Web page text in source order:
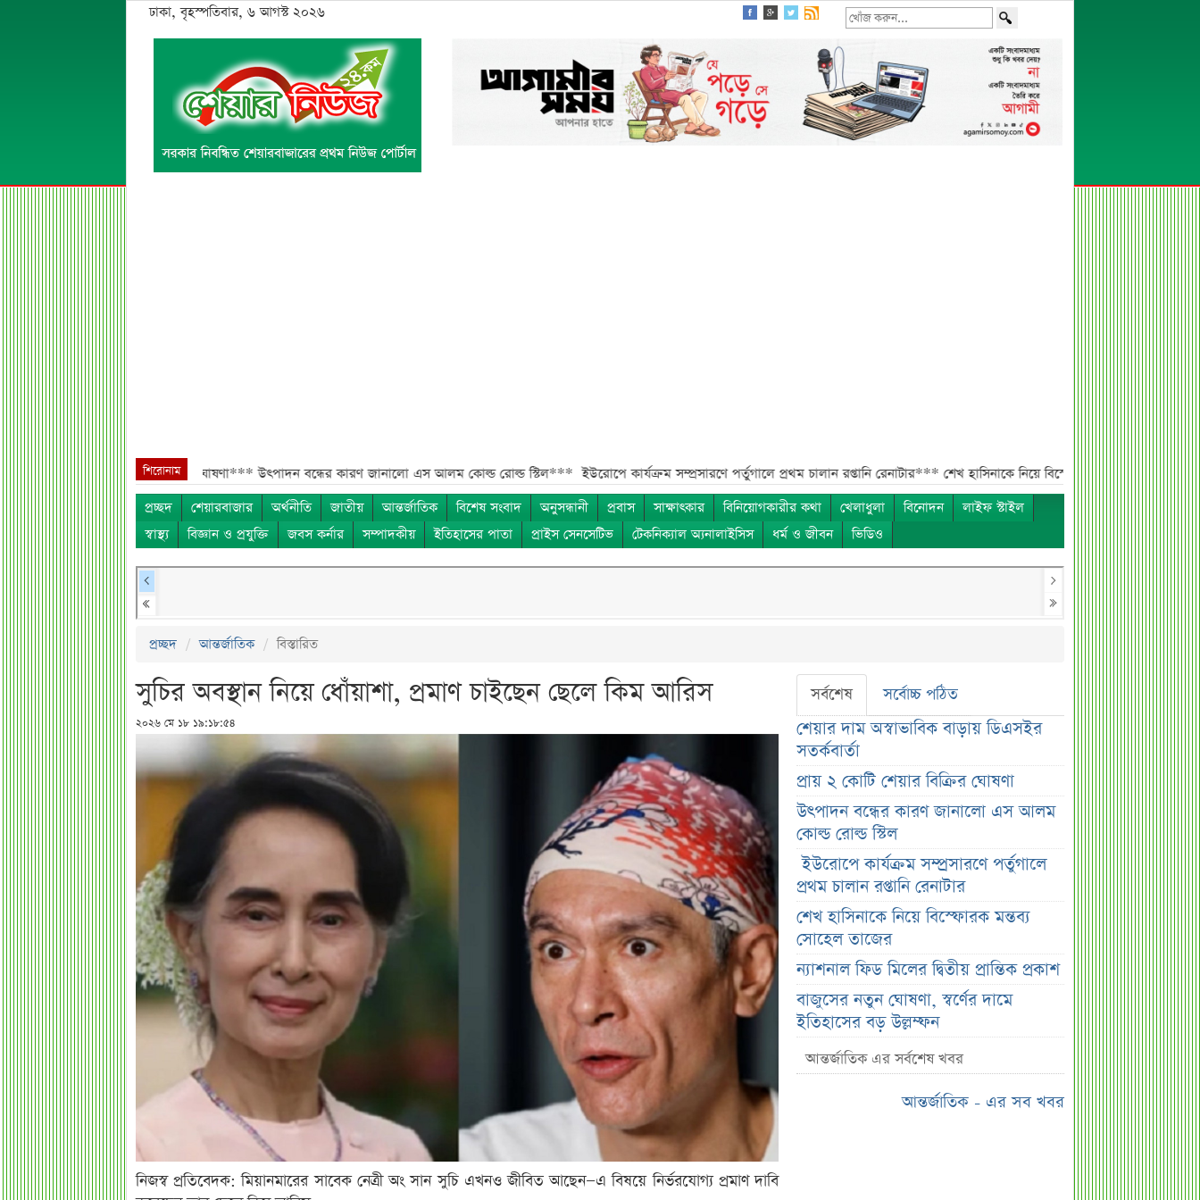
ঢাকা, বৃহস্পতিবার, ৬ আগস্ট ২০২৬
শিরোনাম
২ কোটি শেয়ার বিক্রির ঘোষণা*** উৎপাদন বন্ধের কারণ জানালো এস আলম কোল্ড রোল্ড স্টিল*** ইউরোপে কার্যক্রম সম্প্রসারণে পর্তুগালে প্রথম চালান রপ্তানি রেনাটার*** শেখ হাসিনাকে নিয়ে বিস্ফোরক মন্তব্য সোহেল তাজের***
প্রচ্ছদ
শেয়ারবাজার অর্থনীতি জাতীয় আন্তর্জাতিক বিশেষ সংবাদ অনুসন্ধানী প্রবাস সাক্ষাৎকার বিনিয়োগকারীর কথা খেলাধুলা বিনোদন
লাইফ স্টাইল
স্বাস্থ্য
বিজ্ঞান ও প্রযুক্তি জবস কর্নার সম্পাদকীয় ইতিহাসের পাতা প্রাইস সেনসেটিভ টেকনিক্যাল অ্যনালাইসিস ধর্ম ও জীবন ভিডিও
প্রচ্ছদ আন্তর্জাতিক বিস্তারিত
সুচির অবস্থান নিয়ে ধোঁয়াশা, প্রমাণ চাইছেন ছেলে কিম আরিস
২০২৬ মে ১৮ ১৯:১৮:৫৪
নিজস্ব প্রতিবেদক: মিয়ানমারের সাবেক নেত্রী অং সান সুচি এখনও জীবিত আছেন—এ বিষয়ে নির্ভরযোগ্য প্রমাণ দাবি
সর্বশেষ সর্বোচ্চ পঠিত
শেয়ার দাম অস্বাভাবিক বাড়ায় ডিএসইর
সতর্কবার্তা
প্রায় ২ কোটি শেয়ার বিক্রির ঘোষণা
উৎপাদন বন্ধের কারণ জানালো এস আলম
কোল্ড রোল্ড স্টিল
ইউরোপে কার্যক্রম সম্প্রসারণে পর্তুগালে
প্রথম চালান রপ্তানি রেনাটার
শেখ হাসিনাকে নিয়ে বিস্ফোরক মন্তব্য
সোহেল তাজের
ন্যাশনাল ফিড মিলের দ্বিতীয় প্রান্তিক প্রকাশ
বাজুসের নতুন ঘোষণা, স্বর্ণের দামে
ইতিহাসের বড় উল্লম্ফন
হাসিনার প্রোগ্রাম থেকে যে কারণে বের হয়ে
গেলেন ৪৪০০০ দর্শক
শেখ হাসিনার বক্তব্য ঘিরে ভারতকে কড়া
আন্তর্জাতিক এর সর্বশেষ খবর
আন্তর্জাতিক - এর সব খবর